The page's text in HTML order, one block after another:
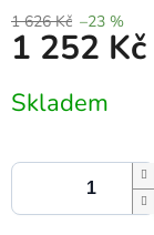
1 626 Kč –23 %
1 252 Kč
cena:
Skladem